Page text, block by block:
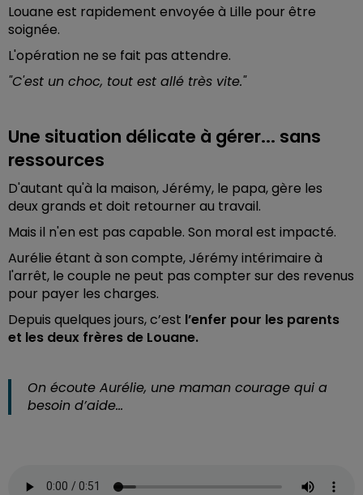
Louane est rapidement envoyée à Lille pour être
soignée.
L'opération ne se fait pas attendre.
"C'est un choc, tout est allé très vite."
Une situation délicate à gérer... sans
ressources
D'autant qu'à la maison, Jérémy, le papa, gère les
deux grands et doit retourner au travail.
Mais il n'en est pas capable. Son moral est impacté.
Aurélie étant à son compte, Jérémy intérimaire à
l'arrêt, le couple ne peut pas compter sur des revenus
pour payer les charges.
Depuis quelques jours, c’est l’enfer pour les parents
et les deux frères de Louane.
On écoute Aurélie, une maman courage qui a
besoin d’aide…